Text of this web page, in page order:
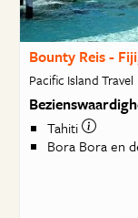
Bounty Reis -
Pacific Island Travel
Tahiti
Bora Bora en